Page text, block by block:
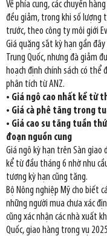
Về phía cung, các chuyến
đều giảm, trong khi số lượng
trước, theo công ty môi giới
Giá quặng sắt kỳ hạn gần
Trung Quốc, nhưng đà giảm
hoạch định chính sách có thể
phân tích từ ANZ.
• Giá ngô cao nhất kể từ
• Giá cà phê tăng trong
• Giá cao su tăng tuần
đoạn nguồn cung
Giá ngô kỳ hạn trên Sàn giao
kể từ đầu tháng 6 nhờ nhu
tương kỳ hạn cũng tăng.
Bộ Nông nghiệp Mỹ cho biết
những người mua chưa xác
cũng xác nhận các nhà xuất
Quốc, giao hàng trong vụ